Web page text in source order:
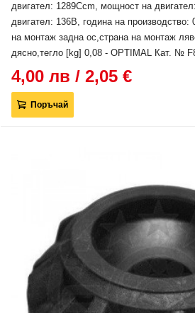
двигател: 1289Ccm, мощност на
двигател: 136B, година на производство:
на монтаж задна ос,страна на монтаж
дясно,тегло [kg] 0,08 - OPTIMAL Кат. №
4,00 лв / 2,05 €
Поръчай